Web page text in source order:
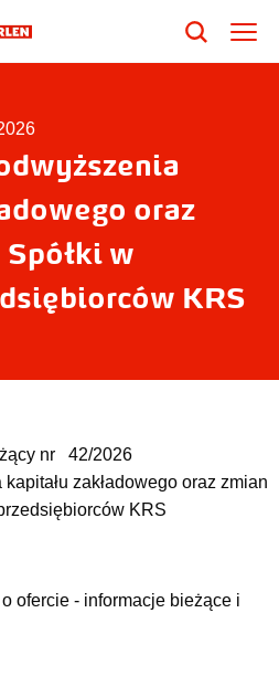
oraz
w
KRS
nr 42/2026
zakładowego oraz zmian
KRS
ofercie - informacje bieżące i